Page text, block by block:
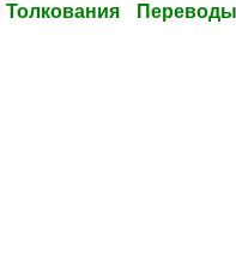
Толкования Переводы